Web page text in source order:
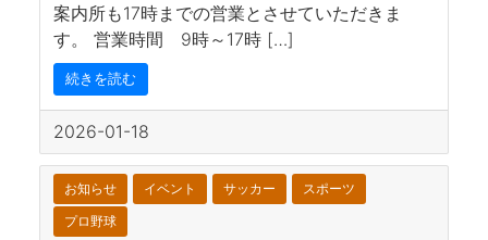
案内所も17時までの営業とさせていただきま
す。 営業時間 9時～17時 […]
続きを読む
2026-01-18
お知らせ イベント サッカー
スポーツ
プロ野球